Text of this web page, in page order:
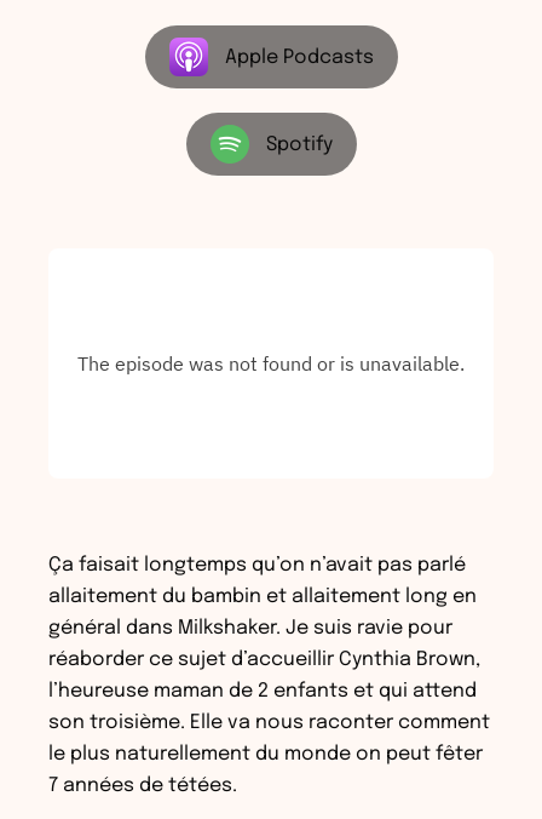
Apple Podcasts
Spotify
Ça faisait longtemps qu’on n’avait pas parlé
allaitement du bambin et allaitement long en
général dans Milkshaker. Je suis ravie pour
réaborder ce sujet d’accueillir Cynthia Brown,
l’heureuse maman de 2 enfants et qui attend
son troisième. Elle va nous raconter comment
le plus naturellement du monde on peut fêter
7 années de tétées.